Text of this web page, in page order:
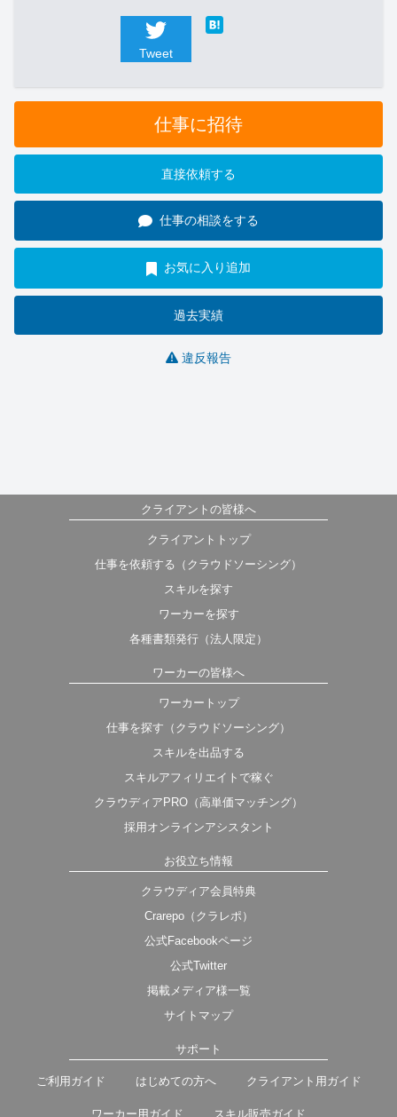
Tweet
仕事に招待
直接依頼する
仕事の相談をする
お気に入り追加
過去実績
違反報告
クライアントの皆様へ
クライアントトップ
仕事を依頼する（クラウドソーシング）
スキルを探す
ワーカーを探す
各種書類発行（法人限定）
ワーカーの皆様へ
ワーカートップ
仕事を探す（クラウドソーシング）
スキルを出品する
スキルアフィリエイトで稼ぐ
クラウディアPRO（高単価マッチング）
採用オンラインアシスタント
お役立ち情報
クラウディア会員特典
Crarepo（クラレポ）
公式Facebookページ
公式Twitter
掲載メディア様一覧
サイトマップ
サポート
ご利用ガイド はじめての方へ クライアント用ガイド
ワーカー用ガイド スキル販売ガイド